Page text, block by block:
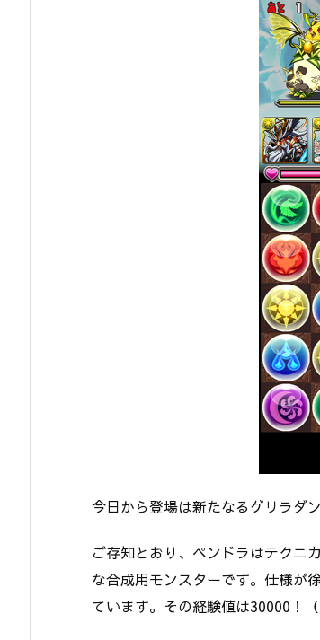
今日から登場は新たなるゲリラダ
ご存知とおり、ペンドラはテクニ
な合成用モンスターです。仕様が
ています。その経験値は30000！（